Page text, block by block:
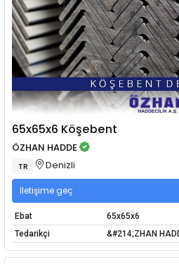
65x65x6 Köşebent
ÖZHAN HADDE
TR Denizli
İletişime geç
Ebat
65x65x6
Tedarikçi
&#214;ZHAN